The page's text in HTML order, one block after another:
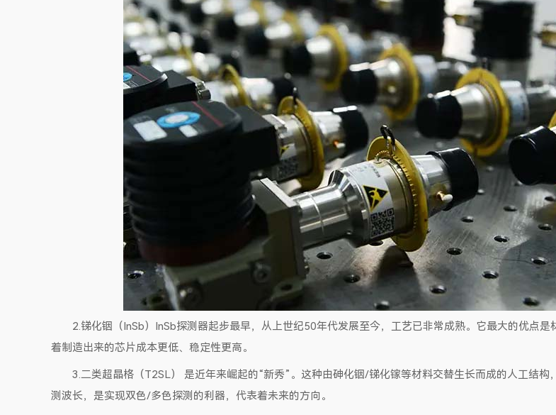
2.锑化铟（InSb）InSb探测器起步最早，从上世纪50年代发展至今，工艺已非常成熟。它最大的优点是
着制造出来的芯片成本更低、稳定性更高。
3.二类超晶格（T2SL） 是近年来崛起的“新秀”。这种由砷化铟/锑化镓等材料交替生长而成的人工结构
测波长，是实现双色/多色探测的利器，代表着未来的方向。